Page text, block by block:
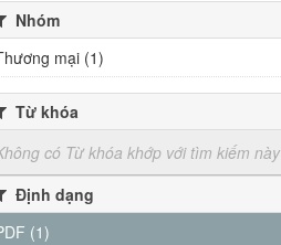
Nhóm
mại (1)
Từ khóa
có Từ khóa khớp với tìm kiếm này
Định dạng
(1)